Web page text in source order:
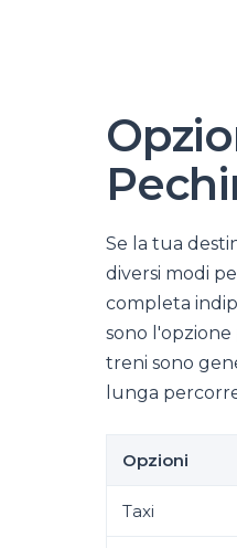
Se la tua
diversi modi
completa
sono l'opzione
treni sono
lunga
Opzioni
Taxi